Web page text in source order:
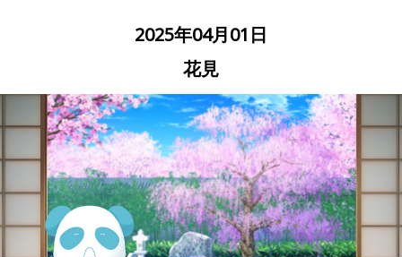
2025年04月01日
花見